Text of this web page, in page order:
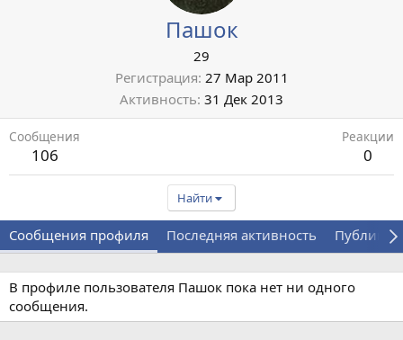
Пашок
29
Регистрация 27 Мар 2011
Активность 31 Дек 2013
Сообщения
106
Реакции
0
Найти
Сообщения профиля Последняя активность
В профиле пользователя Пашок пока нет ни одного
сообщения.